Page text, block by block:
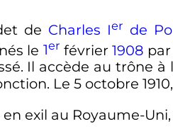
de Charles Ier de
le 1er février1908
Il accède au trône
Le 5 octobre 1910
en exil au Royaume-